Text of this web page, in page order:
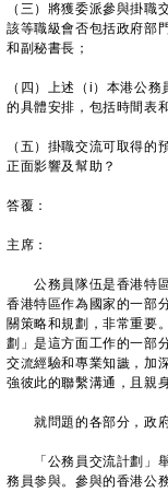
（三）將獲委派參與掛職
該等職級會否包括政府部
和副秘書長；
（四）上述（i）本港公
的具體安排，包括時間表
（五）掛職交流可取得
正面影響及幫助？
答覆：
主席：
公務員隊伍是香港特區
香港特區作為國家的一部
關策略和規劃，非常重要
劃」是這方面工作的一部
交流經驗和專業知識，加
強彼此的聯繫溝通，且親
就問題的各部分，政府
「公務員交流計劃」舉
務員參與。參與的香港公